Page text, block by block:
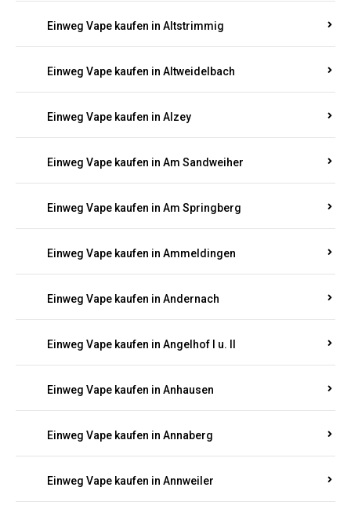
Einweg Vape kaufen in Altstrimmig
Einweg Vape kaufen in Altweidelbach
Einweg Vape kaufen in Alzey
Einweg Vape kaufen in Am Sandweiher
Einweg Vape kaufen in Am Springberg
Einweg Vape kaufen in Ammeldingen
Einweg Vape kaufen in Andernach
Einweg Vape kaufen in Angelhof I u. II
Einweg Vape kaufen in Anhausen
Einweg Vape kaufen in Annaberg
Einweg Vape kaufen in Annweiler